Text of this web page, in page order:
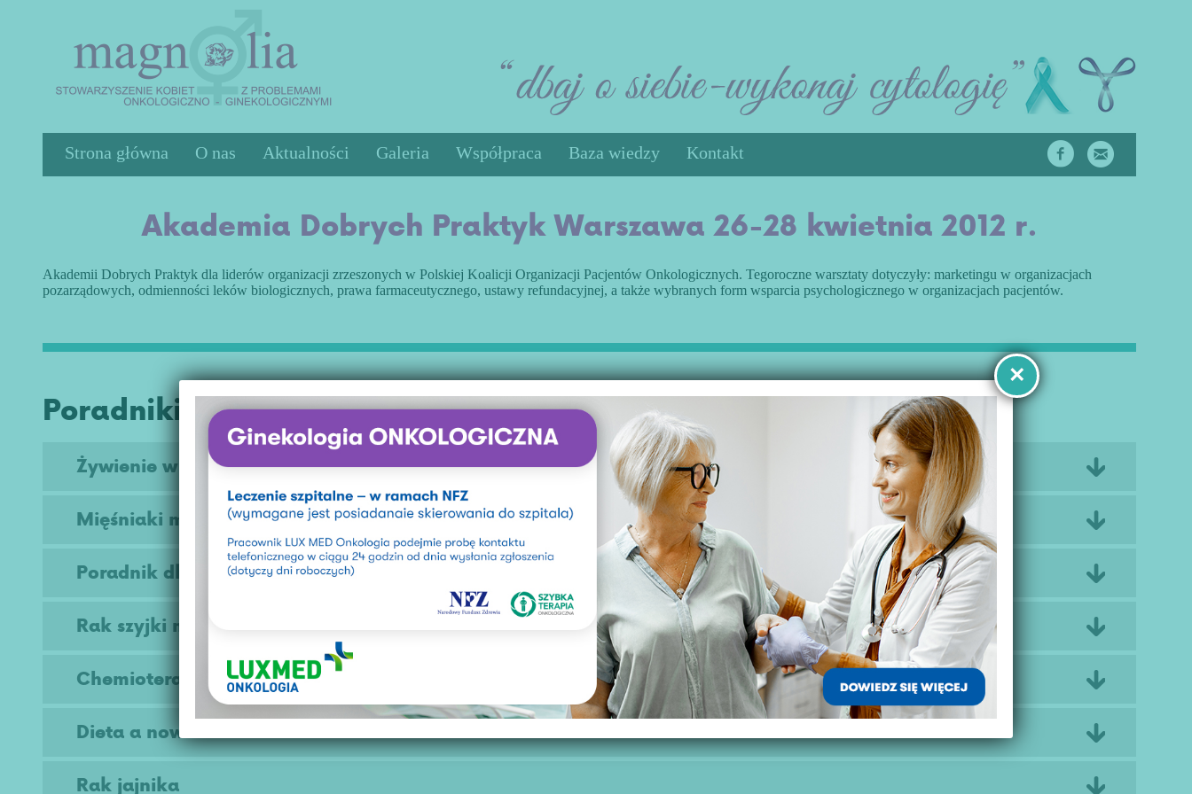
Strona główna O nas
Statut
Cele
Media o nas
Aktualności Galeria Współpraca Baza wiedzy
Ćwiczenia
Gdzie się leczyć
Kontakt
Akademia Dobrych Praktyk Warszawa 26-28 kwietnia 2012 r.
Akademii Dobrych Praktyk dla liderów organizacji zrzeszonych w Polskiej Koalicji Organizacji Pacjentów Onkologicznych. Tegoroczne warsztaty dotyczyły: marketingu w organizacjach
pozarządowych, odmienności leków biologicznych, prawa farmaceutycznego, ustawy refundacyjnej, a także wybranych form wsparcia psychologicznego w organizacjach pacjentów.
Poradniki na skróty
Żywienie w chorobie
Mięśniaki macicy kompedium
Poradnik dla kobiet z nowotworem
Rak szyjki macicy
Chemioterapia
Dieta a nowotwór
Rak jajnika
×